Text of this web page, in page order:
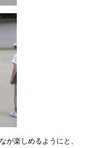
が楽しめるようにと、